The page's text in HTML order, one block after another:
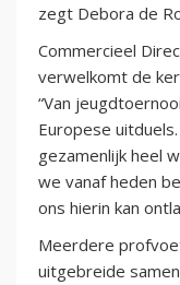
zegt Debora de
Commercieel
verwelkomt de
“Van
Europese
gezamenlijk heel
we vanaf heden
ons hierin kan
Meerdere
uitgebreide